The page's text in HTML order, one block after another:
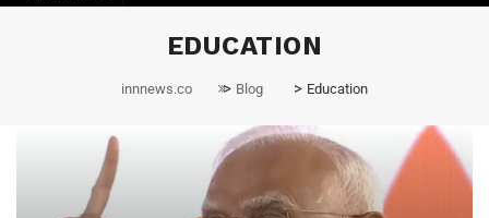
EDUCATION
innnews.co > Blog > Education